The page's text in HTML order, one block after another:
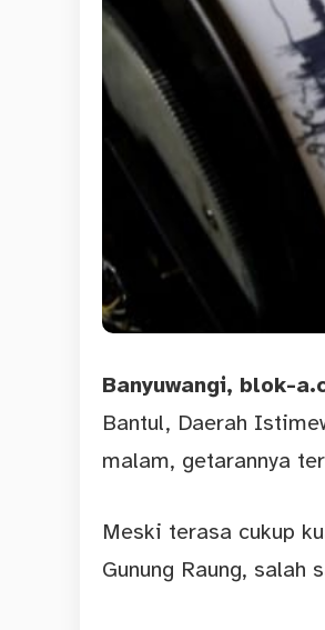
Banyuwangi, blok-
Bantul, Daerah
malam, getarannya
Meski terasa cukup
Gunung Raung, salah